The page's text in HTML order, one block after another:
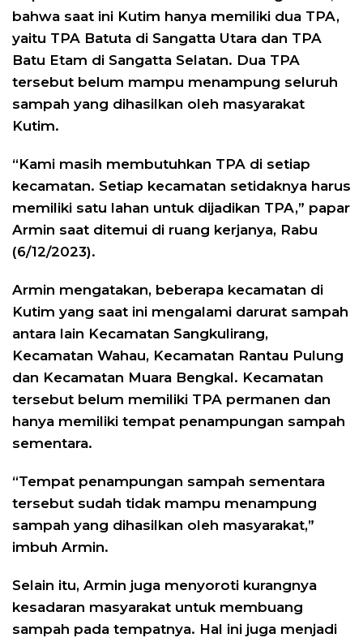
bahwa saat ini Kutim hanya memiliki dua TPA,
yaitu TPA Batuta di Sangatta Utara dan TPA
Batu Etam di Sangatta Selatan. Dua TPA
tersebut belum mampu menampung seluruh
sampah yang dihasilkan oleh masyarakat
Kutim.
“Kami masih membutuhkan TPA di setiap
kecamatan. Setiap kecamatan setidaknya harus
memiliki satu lahan untuk dijadikan TPA,” papar
Armin saat ditemui di ruang kerjanya, Rabu
(6/12/2023).
Armin mengatakan, beberapa kecamatan di
Kutim yang saat ini mengalami darurat sampah
antara lain Kecamatan Sangkulirang,
Kecamatan Wahau, Kecamatan Rantau Pulung
dan Kecamatan Muara Bengkal. Kecamatan
tersebut belum memiliki TPA permanen dan
hanya memiliki tempat penampungan sampah
sementara.
“Tempat penampungan sampah sementara
tersebut sudah tidak mampu menampung
sampah yang dihasilkan oleh masyarakat,”
imbuh Armin.
Selain itu, Armin juga menyoroti kurangnya
kesadaran masyarakat untuk membuang
sampah pada tempatnya. Hal ini juga menjadi